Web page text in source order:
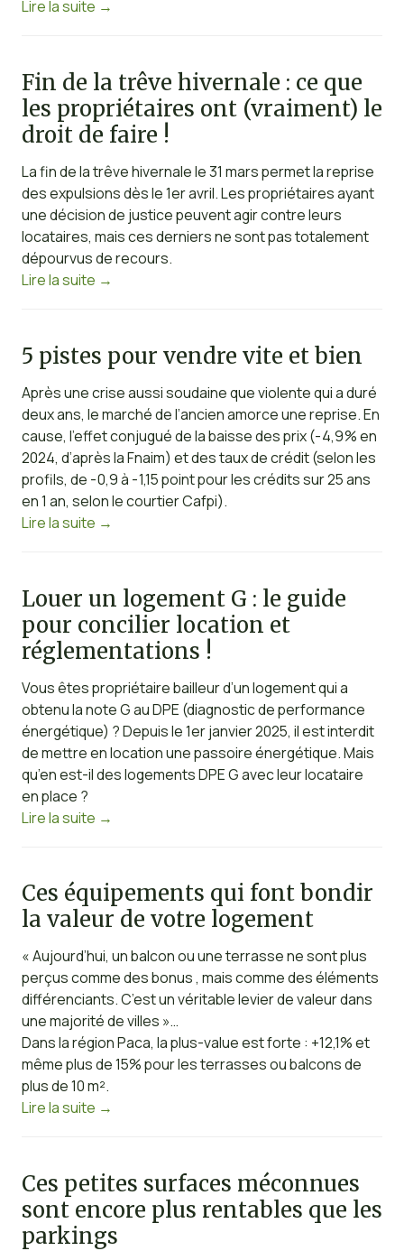
Lire la suite →
Fin de la trêve hivernale : ce que
les propriétaires ont (vraiment) le
droit de faire !
La fin de la trêve hivernale le 31 mars permet la reprise
des expulsions dès le 1er avril. Les propriétaires ayant
une décision de justice peuvent agir contre leurs
locataires, mais ces derniers ne sont pas totalement
dépourvus de recours.
Lire la suite →
5 pistes pour vendre vite et bien
Après une crise aussi soudaine que violente qui a duré
deux ans, le marché de l’ancien amorce une reprise. En
cause, l’effet conjugué de la baisse des prix (- 4,9 % en
2024, d’après la Fnaim) et des taux de crédit (selon les
profils, de - 0,9 à - 1,15 point pour les crédits sur 25 ans
en 1 an, selon le courtier Cafpi).
Lire la suite →
Louer un logement G : le guide
pour concilier location et
réglementations !
Vous êtes propriétaire bailleur d’un logement qui a
obtenu la note G au DPE (diagnostic de performance
énergétique) ? Depuis le 1er janvier 2025, il est interdit
de mettre en location une passoire énergétique. Mais
qu’en est-il des logements DPE G avec leur locataire
en place ?
Lire la suite →
Ces équipements qui font bondir
la valeur de votre logement
« Aujourd’hui, un balcon ou une terrasse ne sont plus
perçus comme des bonus , mais comme des éléments
différenciants. C’est un véritable levier de valeur dans
une majorité de villes »…
Dans la région Paca, la plus-value est forte : +12,1% et
même plus de 15% pour les terrasses ou balcons de
plus de 10 m².
Lire la suite →
Ces petites surfaces méconnues
sont encore plus rentables que les
parkings